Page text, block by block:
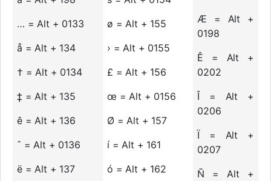
… = Alt + 0133
å = Alt + 134
† = Alt + 0134
‡ = Alt + 135
ê = Alt + 136
ˆ = Alt + 0136
ë = Alt + 137
ø = Alt + 155
› = Alt + 0155
£ = Alt + 156
œ = Alt + 0156
Ø = Alt + 157
í = Alt + 161
ó = Alt + 162
Æ = Alt +
0198
Ê = Alt +
0202
Î = Alt +
0206
Ï = Alt +
0207
Ñ = Alt +